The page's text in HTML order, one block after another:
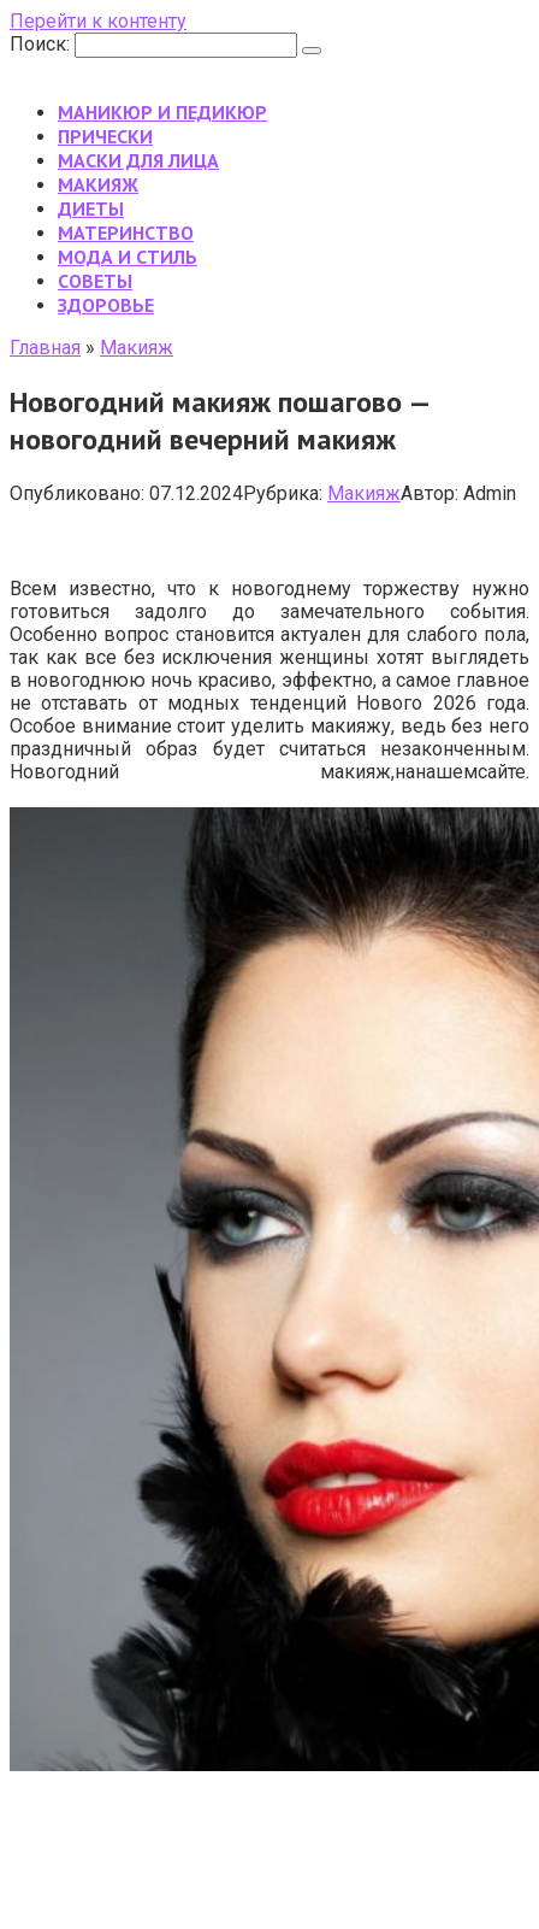
Перейти к контенту
Поиск:
МАНИКЮР И ПЕДИКЮР
ПРИЧЕСКИ
МАСКИ ДЛЯ ЛИЦА
МАКИЯЖ
ДИЕТЫ
МАТЕРИНСТВО
МОДА И СТИЛЬ
CОВЕТЫ
ЗДОРОВЬЕ
Главная » Макияж
Новогодний макияж пошагово —
новогодний вечерний макияж
Опубликовано: 07.12.2024Рубрика: МакияжАвтор: Admin
Всем известно, что к новогоднему торжеству нужно
готовиться задолго до замечательного события.
Особенно вопрос становится актуален для слабого пола,
так как все без исключения женщины хотят выглядеть
в новогоднюю ночь красиво, эффектно, а самое главное
не отставать от модных тенденций Нового 2026 года.
Особое внимание стоит уделить макияжу, ведь без него
праздничный образ будет считаться незаконченным.
Новогодний макияж,нанашемсайте.